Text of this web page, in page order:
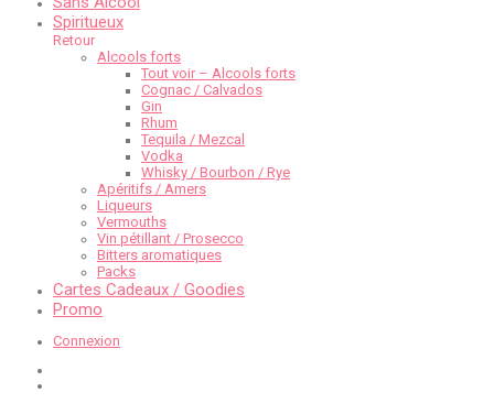
Spiritueux
Retour
Alcools forts
Tout voir – Alcools forts
Cognac / Calvados
Gin
Rhum
Tequila / Mezcal
Vodka
Whisky / Bourbon / Rye
Apéritifs / Amers
Liqueurs
Vermouths
Vin pétillant / Prosecco
Bitters aromatiques
Packs
Cartes Cadeaux / Goodies
Promo
Connexion